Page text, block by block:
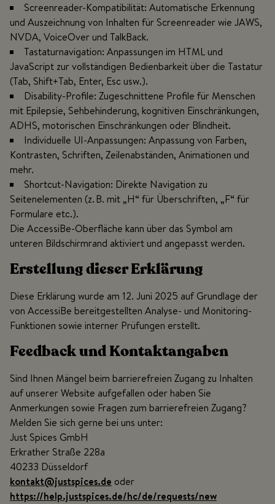
Screenreader-Kompatibilität: Automatische Erkennung
und Auszeichnung von Inhalten für Screenreader wie JAWS,
NVDA, VoiceOver und TalkBack.
Tastaturnavigation: Anpassungen im HTML und
JavaScript zur vollständigen Bedienbarkeit über die Tastatur
(Tab, Shift+Tab, Enter, Esc usw.).
Disability-Profile: Zugeschnittene Profile für Menschen
mit Epilepsie, Sehbehinderung, kognitiven Einschränkungen,
ADHS, motorischen Einschränkungen oder Blindheit.
Individuelle UI-Anpassungen: Anpassung von Farben,
Kontrasten, Schriften, Zeilenabständen, Animationen und
mehr.
Shortcut-Navigation: Direkte Navigation zu
Seitenelementen (z. B. mit „H“ für Überschriften, „F“ für
Formulare etc.).
Die AccessiBe-Oberfläche kann über das Symbol am
unteren Bildschirmrand aktiviert und angepasst werden.
Erstellung dieser Erklärung
Diese Erklärung wurde am 12. Juni 2025 auf Grundlage der
von AccessiBe bereitgestellten Analyse- und Monitoring-
Funktionen sowie interner Prüfungen erstellt.
Feedback und Kontaktangaben
Sind Ihnen Mängel beim barrierefreien Zugang zu Inhalten
auf unserer Website aufgefallen oder haben Sie
Anmerkungen sowie Fragen zum barrierefreien Zugang?
Melden Sie sich gerne bei uns unter:
Just Spices GmbH
Erkrather Straße 228a
40233 Düsseldorf
kontakt@justspices.de oder
https://help.justspices.de/hc/de/requests/new